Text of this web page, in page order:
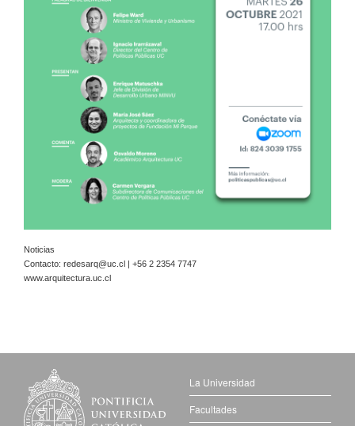
Noticias
Contacto: redesarq@uc.cl
| +56 2 2354 7747
www.arquitectura.uc.cl
La Universidad
Facultades